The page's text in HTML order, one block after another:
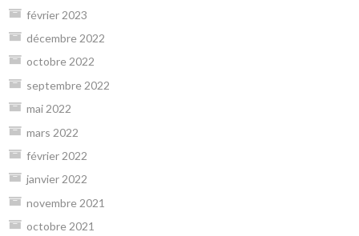
février 2023
décembre 2022
octobre 2022
septembre 2022
mai 2022
mars 2022
février 2022
janvier 2022
novembre 2021
octobre 2021